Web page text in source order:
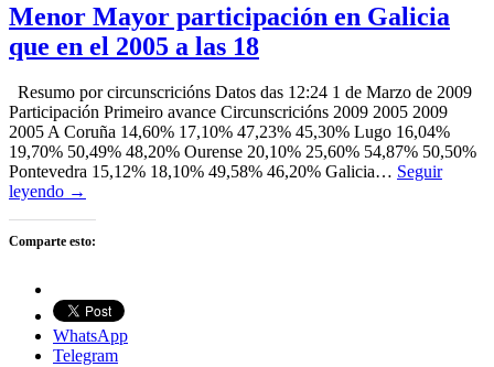
Menor Mayor participación en Galicia
que en el 2005 a las 18
Resumo por circunscricións Datos das 12:24 1 de Marzo de 2009
Participación Primeiro avance Circunscricións 2009 2005 2009
2005 A Coruña 14,60% 17,10% 47,23% 45,30% Lugo 16,04%
19,70% 50,49% 48,20% Ourense 20,10% 25,60% 54,87% 50,50%
Pontevedra 15,12% 18,10% 49,58% 46,20% Galicia… Seguir
leyendo →
Comparte esto:
WhatsApp
Telegram